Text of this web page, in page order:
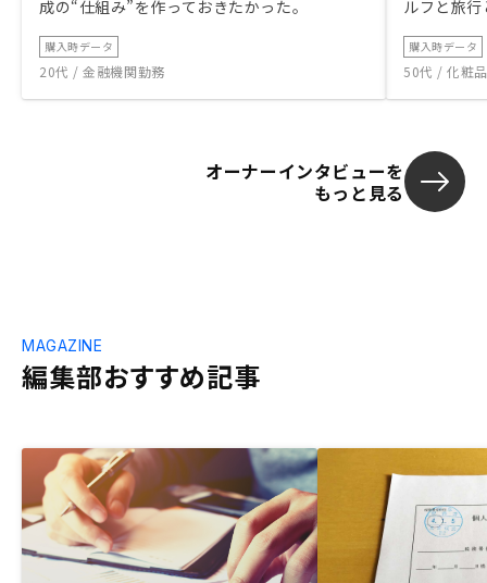
成の“仕組み”を作っておきたかった。
購入時データ
20代 / 金融機関勤務
ルフと旅
購入時データ
50代 / 化粧
オーナーインタビューを
もっと見る
編集部おすすめ記事
MAGAZINE